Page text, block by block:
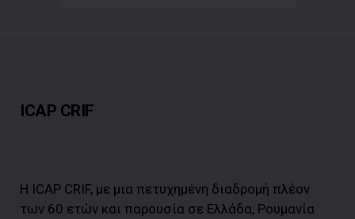
ICAP CRIF
Η ICAP CRIF, με μια πετυχημένη διαδρομή πλέον
των 60 ετών και παρουσία σε Ελλάδα, Ρουμανία